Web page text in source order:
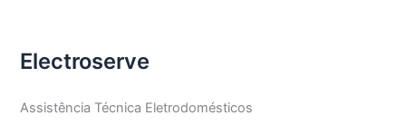
Electroserve
Assistência Técnica Eletrodomésticos